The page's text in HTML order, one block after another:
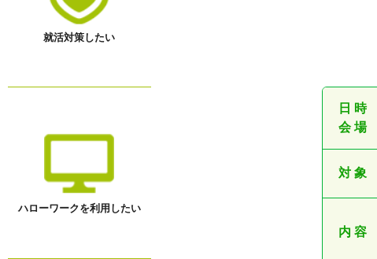
就活対策したい
ハローワークを利用したい
日 時
会 場
対 象
内 容